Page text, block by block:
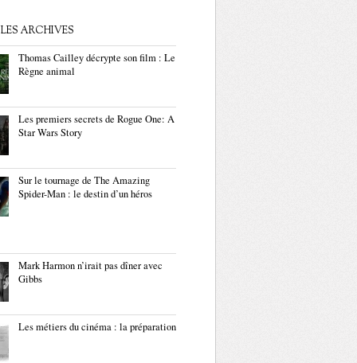
ARCHIVES
Thomas Cailley décrypte son film : Le
Règne animal
Les premiers secrets de Rogue One: A
Star Wars Story
Sur le tournage de The Amazing
Spider-Man : le destin d’un héros
Mark Harmon n’irait pas dîner avec
Gibbs
Les métiers du cinéma : la préparation